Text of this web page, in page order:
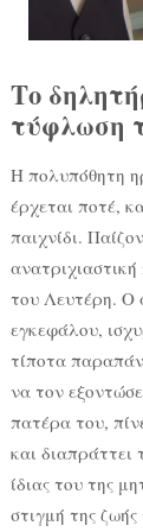
Το
τύφλωση
Η πολυπόθητη
έρχεται ποτέ,
παιχνίδι.
του Λευτέρη. Ο
εγκεφάλου,
τίποτα
να τον
πατέρα του,
και διαπράττει
ίδιας του της
στιγμή της ζωής